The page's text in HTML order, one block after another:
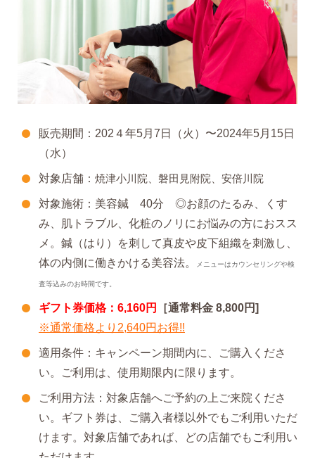
販売期間：202４年5月7日（火）〜2024年5月15日
（水）
対象店舗： 焼津小川院、磐田見附院、安倍川院
対象施術：美容鍼 40分 ◎お顔のたるみ、くす
み、肌トラブル、化粧のノリにお悩みの方におスス
メ。鍼（はり）を刺して真皮や皮下組織を刺激し、
体の内側に働きかける美容法。
メニューはカウンセリングや検
査等込みのお時間です。
ギフト券価格：6,160円
［通常料金 8,800円]
※通常価格より2,640円お得!!
適用条件：キャンペーン期間内に、ご購入くださ
い。ご利用は、使用期限内に限ります。
ご利用方法：対象店舗へご予約の上ご来院くださ
い。ギフト券は、ご購入者様以外でもご利用いただ
けます。対象店舗であれば、どの店舗でもご利用い